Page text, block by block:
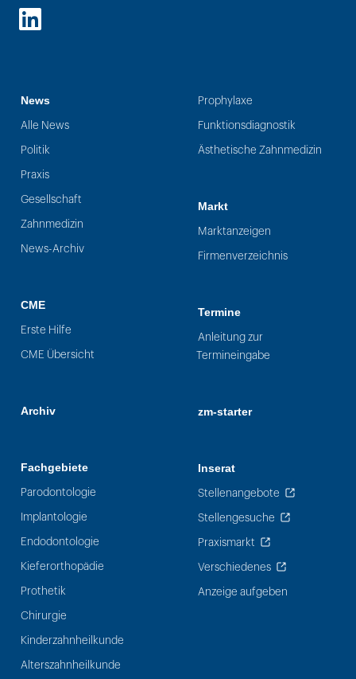
LinkedIn
News
Alle News
Politik
Praxis
Gesellschaft
Zahnmedizin
News-Archiv
CME
Erste Hilfe
CME Übersicht
Archiv
Fachgebiete
Parodontologie
Implantologie
Endodontologie
Kieferorthopädie
Prothetik
Chirurgie
Kinderzahnheilkunde
Alterszahnheilkunde
Prophylaxe
Funktionsdiagnostik
Ästhetische Zahnmedizin
Markt
Marktanzeigen
Firmenverzeichnis
Termine
Anleitung zur
Termineingabe
zm-starter
Inserat
Stellenangebote
Stellengesuche
Praxismarkt
Verschiedenes
Anzeige aufgeben